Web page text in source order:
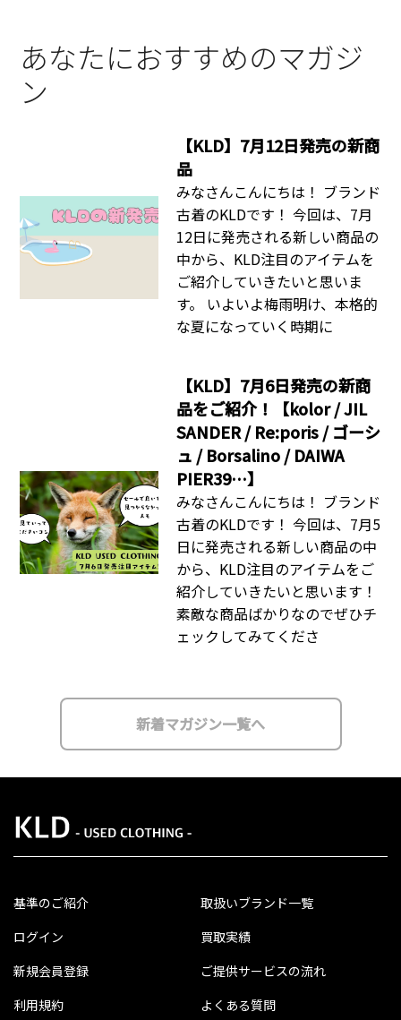
あなたにおすすめのマガジ
ン
【KLD】7月12日発売の新商
品
みなさんこんにちは！ ブランド
古着のKLDです！ 今回は、7月
12日に発売される新しい商品の
中から、KLD注目のアイテムを
ご紹介していきたいと思いま
す。 いよいよ梅雨明け、本格的
な夏になっていく時期に
【KLD】7月6日発売の新商
品をご紹介！【kolor / JIL
SANDER / Re:poris / ゴーシ
ュ / Borsalino / DAIWA
PIER39…】
みなさんこんにちは！ ブランド
古着のKLDです！ 今回は、7月5
日に発売される新しい商品の中
から、KLD注目のアイテムをご
紹介していきたいと思います！
素敵な商品ばかりなのでぜひチ
ェックしてみてくださ
新着マガジン一覧へ
基準のご紹介
ログイン
新規会員登録
利用規約
取扱いブランド一覧
買取実績
ご提供サービスの流れ
よくある質問